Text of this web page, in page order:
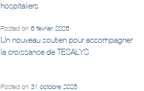
hospitaliers
Posted on6 février 2026
Un nouveau soutien pour accompagner
la croissance de TESALYS
Posted on31 octobre 2025